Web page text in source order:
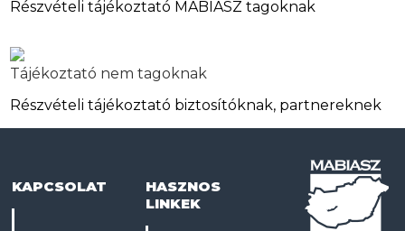
Részvételi tájékoztató MABIASZ tagoknak
Tájékoztató nem tagoknak
Részvételi tájékoztató biztosítóknak, partnereknek
KAPCSOLAT
HASZNOS
LINKEK